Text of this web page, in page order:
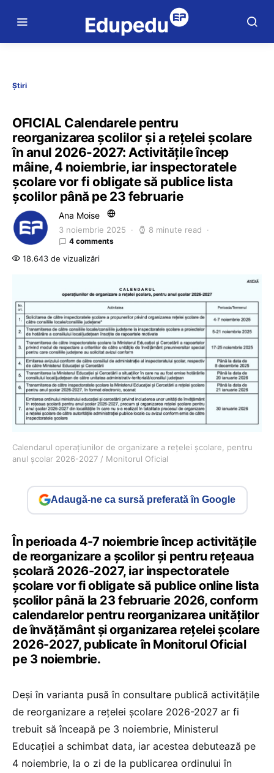
Știri
OFICIAL Calendarele pentru
reorganizarea școlilor și a rețelei școlare
în anul 2026-2027: Activitățile încep
mâine, 4 noiembrie, iar inspectoratele
școlare vor fi obligate să publice lista
școlilor până pe 23 februarie
Ana Moise
3 noiembrie 2025 8 minute read
4 comments
18.643 de vizualizări
Calendarul operațiunilor de organizare a rețelei școlare, pentru
anul școlar 2026-2027 / Monitorul Oficial
Adaugă-ne ca sursă preferată în Google
În perioada 4-7 noiembrie încep activitățile
de reorganizare a școlilor și pentru rețeaua
școlară 2026-2027, iar inspectoratele
școlare vor fi obligate să publice online lista
școlilor până la 23 februarie 2026, conform
calendarelor pentru reorganizarea unităților
de învățământ și organizarea rețelei școlare
2026-2027, publicate în Monitorul Oficial
pe 3 noiembrie.
Deși în varianta pusă în consultare publică activitățile
de reorganizare a rețelei școlare 2026-2027 ar fi
trebuit să înceapă pe 3 noiembrie, Ministerul
Educației a schimbat data, iar acestea debutează pe
4 noiembrie, la o zi de la publicarea ordinului în